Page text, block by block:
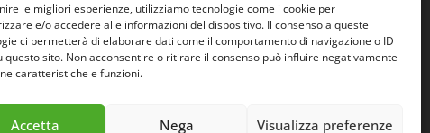
le migliori esperienze, utilizziamo tecnologie come i cookie per
e/o accedere alle informazioni del dispositivo. Il consenso a queste
ci permetterà di elaborare dati come il comportamento di navigazione o ID
questo sito. Non acconsentire o ritirare il consenso può influire negativamente
caratteristiche e funzioni.
Accetta Nega Visualizza preferenze